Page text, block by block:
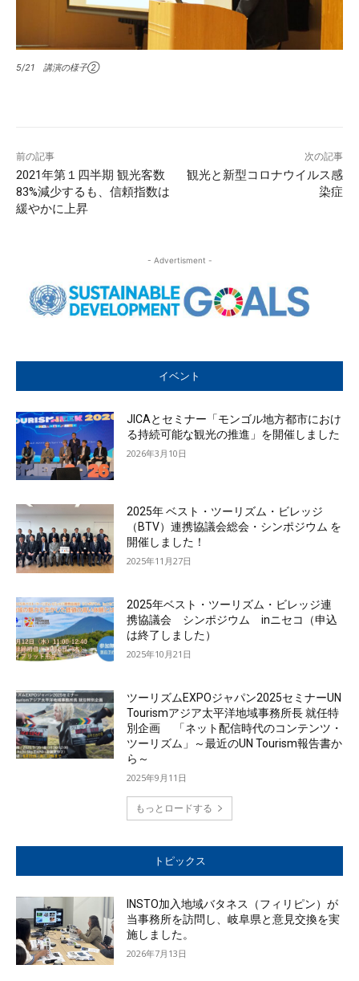
5/21 講演の様子②
前の記事
2021年第１四半期 観光客数
83%減少するも、信頼指数は
緩やかに上昇
次の記事
観光と新型コロナウイルス感
染症
- Advertisment -
イベント
JICAとセミナー「モンゴル地方都市におけ
る持続可能な観光の推進」を開催しました
2026年3月10日
2025年 ベスト・ツーリズム・ビレッジ
（BTV）連携協議会総会・シンポジウム を
開催しました！
2025年11月27日
2025年ベスト・ツーリズム・ビレッジ連
携協議会 シンポジウム inニセコ（申込
は終了しました）
2025年10月21日
ツーリズムEXPOジャパン2025セミナーUN
Tourismアジア太平洋地域事務所長 就任特
別企画 「ネット配信時代のコンテンツ・
ツーリズム」～最近のUN Tourism報告書か
ら～
2025年9月11日
もっとロードする
トピックス
INSTO加入地域バタネス（フィリピン）が
当事務所を訪問し、岐阜県と意見交換を実
施しました。
2026年7月13日